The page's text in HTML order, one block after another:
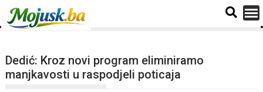
Dedić: Kroz novi program eliminiramo
manjkavosti u raspodjeli poticaja